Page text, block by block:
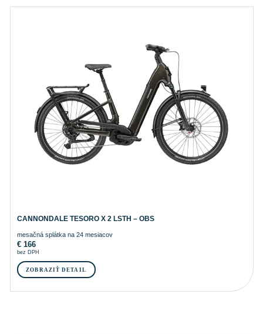
CANNONDALE TESORO X 2 LSTH – OBS
mesačná splátka na 24 mesiacov
€166
bez DPH
ZOBRAZIŤ DETAIL